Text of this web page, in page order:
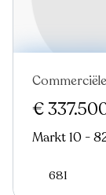
In optie
€
Markt 10 -
681